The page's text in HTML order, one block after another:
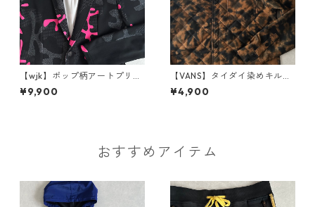
【wjk】ポップ柄アートプリン
トストレッチテーラードジャ
ケット 総柄 M 古着 メンズ
¥9,900
【VANS】タイダイ染めキルテ
ィングアウトドアジャケット
総柄 XS 古着 メンズ
¥4,900
おすすめアイテム